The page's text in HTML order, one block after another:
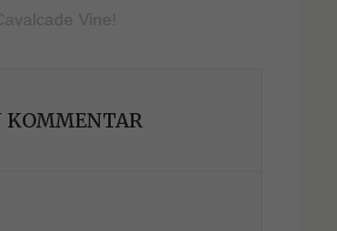
Vine!
KOMMENTAR